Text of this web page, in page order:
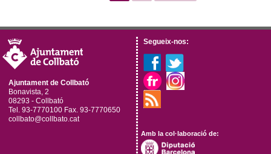
Ajuntament de Collbató
Bonavista, 2
08293 - Collbató
Tel. 93-7770100 Fax. 93-7770650
collbato@collbato.cat
Segueix-nos:
Amb la col·laboració de: